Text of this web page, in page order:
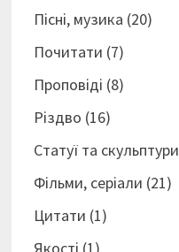
Пісні, музика (20)
Почитати (7)
Проповіді (8)
Різдво (16)
Статуї та скульптури
Фільми, серіали (21)
Цитати (1)